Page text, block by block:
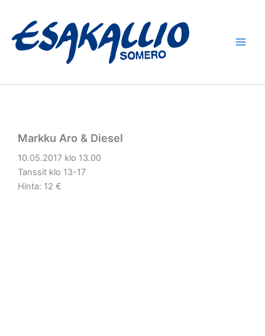
sisältöön
Markku Aro & Diesel
10.05.2017 klo 13.00
Tanssit klo 13-17
Hinta: 12 €